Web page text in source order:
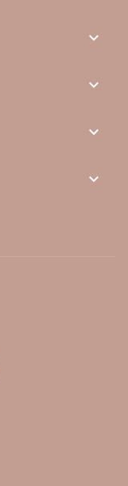
keyboard_arrow_down
keyboard_arrow_down
keyboard_arrow_down
keyboard_arrow_down